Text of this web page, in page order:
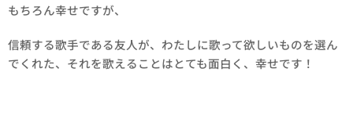
もちろん幸せですが、
信頼する歌手である友人が、わたしに歌って欲しいものを選ん
でくれた、それを歌えることはとても面白く、幸せです！